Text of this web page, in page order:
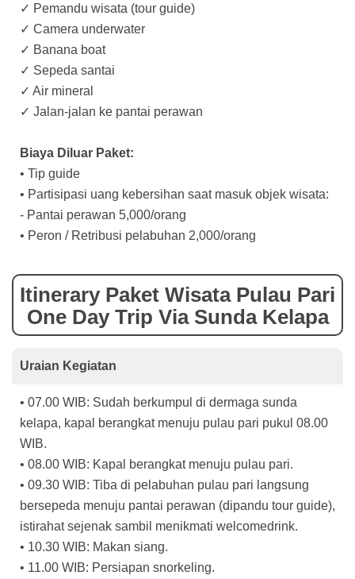
✓ Pemandu wisata (tour guide)
✓ Camera underwater
✓ Banana boat
✓ Sepeda santai
✓ Air mineral
✓ Jalan-jalan ke pantai perawan
Biaya Diluar Paket:
• Tip guide
• Partisipasi uang kebersihan saat masuk objek wisata:
- Pantai perawan 5,000/orang
• Peron / Retribusi pelabuhan 2,000/orang
Itinerary Paket Wisata Pulau Pari
One Day Trip Via Sunda Kelapa
Uraian Kegiatan
• 07.00 WIB: Sudah berkumpul di dermaga sunda
kelapa, kapal berangkat menuju pulau pari pukul 08.00
WIB.
• 08.00 WIB: Kapal berangkat menuju pulau pari.
• 09.30 WIB: Tiba di pelabuhan pulau pari langsung
bersepeda menuju pantai perawan (dipandu tour guide),
istirahat sejenak sambil menikmati welcomedrink.
• 10.30 WIB: Makan siang.
• 11.00 WIB: Persiapan snorkeling.